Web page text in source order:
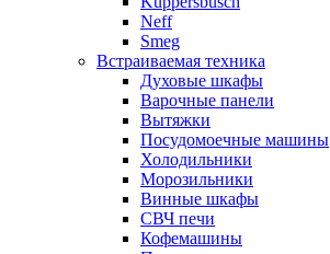
Neff
Smeg
Встраиваемая техника
Духовые шкафы
Варочные панели
Вытяжки
Посудомоечные машины
Холодильники
Морозильники
Винные шкафы
СВЧ печи
Кофемашины